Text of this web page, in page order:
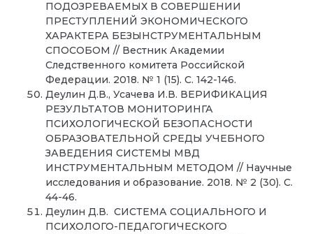
ПОДОЗРЕВАЕМЫХ В СОВЕРШЕНИИ
ПРЕСТУПЛЕНИЙ ЭКОНОМИЧЕСКОГО
ХАРАКТЕРА БЕЗЫНСТРУМЕНТАЛЬНЫМ
СПОСОБОМ // Вестник Академии
Следственного комитета Российской
Федерации. 2018. № 1 (15). С. 142-146.
Деулин Д.В., Усачева И.В. ВЕРИФИКАЦИЯ
РЕЗУЛЬТАТОВ МОНИТОРИНГА
ПСИХОЛОГИЧЕСКОЙ БЕЗОПАСНОСТИ
ОБРАЗОВАТЕЛЬНОЙ СРЕДЫ УЧЕБНОГО
ЗАВЕДЕНИЯ СИСТЕМЫ МВД
ИНСТРУМЕНТАЛЬНЫМ МЕТОДОМ // Научные
исследования и образование. 2018. № 2 (30). С.
44-46.
Деулин Д.В. СИСТЕМА СОЦИАЛЬНОГО И
ПСИХОЛОГО-ПЕДАГОГИЧЕСКОГО